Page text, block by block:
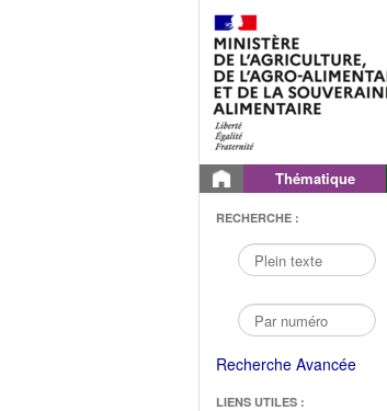
Thématique
RECHERCHE :
Recherche Avancée
LIENS UTILES :